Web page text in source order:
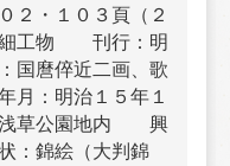
２・１０３頁（２
工物　　刊行：明
国麿倅近二画、歌
月：明治１５年１
草公園地内　　興
：錦絵（大判錦